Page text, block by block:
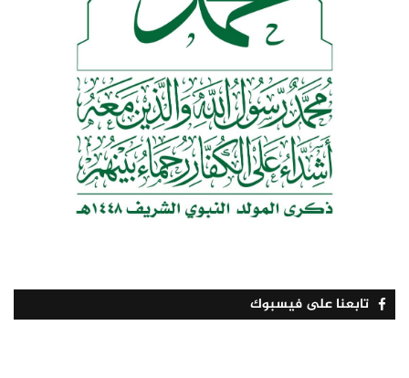
تابعنا على فيسبوك